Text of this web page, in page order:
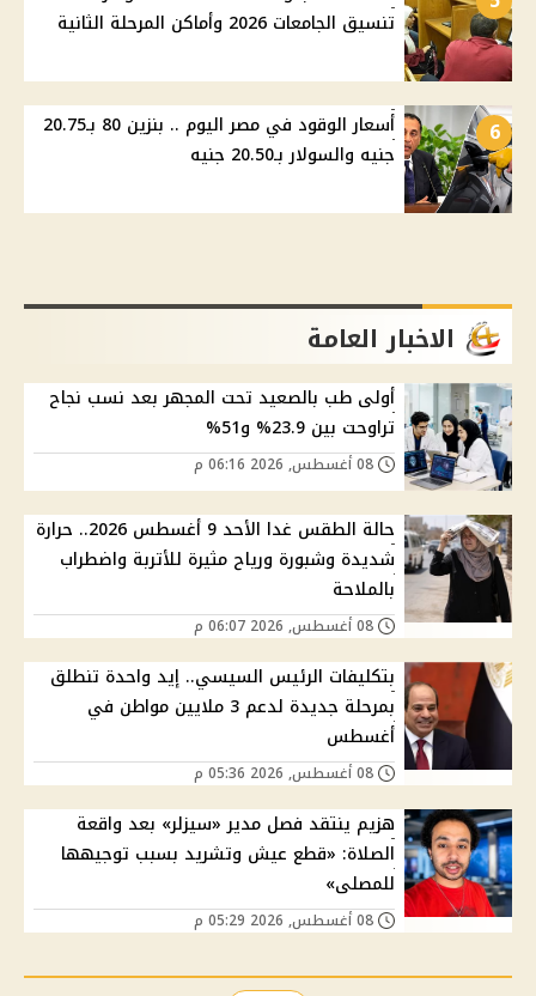
تنسيق الجامعات 2026 وأماكن المرحلة الثانية
6
أسعار الوقود في مصر اليوم .. بنزين 80 بـ20.75
جنيه والسولار بـ20.50 جنيه
الاخبار العامة
أولى طب بالصعيد تحت المجهر بعد نسب نجاح
تراوحت بين 23.9% و51%
حالة الطقس غدا الأحد 9 أغسطس 2026.. حرارة
شديدة وشبورة ورياح مثيرة للأتربة واضطراب
بالملاحة
بتكليفات الرئيس السيسي.. إيد واحدة تنطلق
بمرحلة جديدة لدعم 3 ملايين مواطن في
أغسطس
هزيم ينتقد فصل مدير «سيزلر» بعد واقعة
الصلاة: «قطع عيش وتشريد بسبب توجيهها
للمصلى»